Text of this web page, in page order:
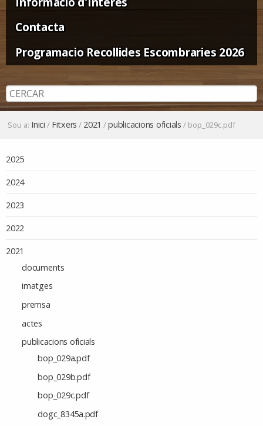
Contacta
Programacio Recollides Escombraries 2026
Sou a: Inici / Fitxers / 2021 /publicacions oficials / bop_029c.pdf
2025
2024
2023
2022
2021
documents
imatges
premsa
actes
publicacions oficials
bop_029a.pdf
bop_029b.pdf
bop_029c.pdf
dogc_8345a.pdf